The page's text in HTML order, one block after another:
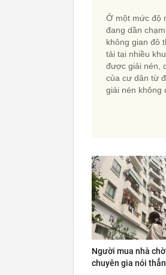
Ở một mức độ
đang dần
không gian đô
tải tại nhiều
được giải nén,
của cư dân từ
giải nén không
Người mua nhà
chuyên gia nói